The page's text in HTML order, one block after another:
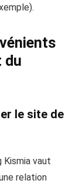
du
le site de
Kismia vaut
relation